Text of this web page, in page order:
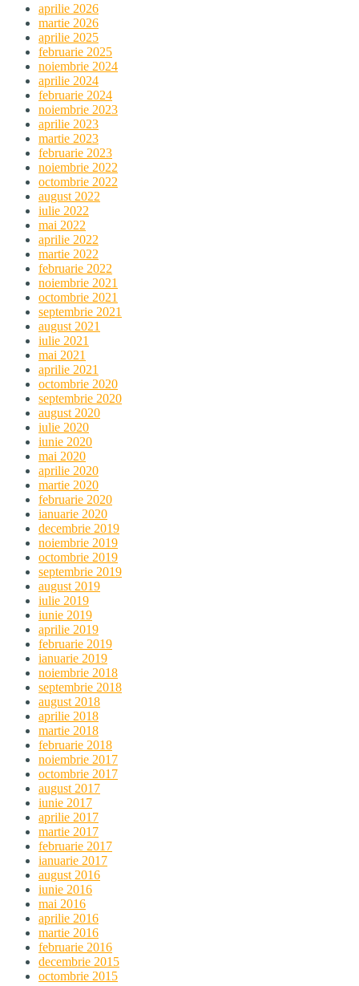
aprilie 2026
martie 2026
aprilie 2025
februarie 2025
noiembrie 2024
aprilie 2024
februarie 2024
noiembrie 2023
aprilie 2023
martie 2023
februarie 2023
noiembrie 2022
octombrie 2022
august 2022
iulie 2022
mai 2022
aprilie 2022
martie 2022
februarie 2022
noiembrie 2021
octombrie 2021
septembrie 2021
august 2021
iulie 2021
mai 2021
aprilie 2021
octombrie 2020
septembrie 2020
august 2020
iulie 2020
iunie 2020
mai 2020
aprilie 2020
martie 2020
februarie 2020
ianuarie 2020
decembrie 2019
noiembrie 2019
octombrie 2019
septembrie 2019
august 2019
iulie 2019
iunie 2019
aprilie 2019
februarie 2019
ianuarie 2019
noiembrie 2018
septembrie 2018
august 2018
aprilie 2018
martie 2018
februarie 2018
noiembrie 2017
octombrie 2017
august 2017
iunie 2017
aprilie 2017
martie 2017
februarie 2017
ianuarie 2017
august 2016
iunie 2016
mai 2016
aprilie 2016
martie 2016
februarie 2016
decembrie 2015
octombrie 2015